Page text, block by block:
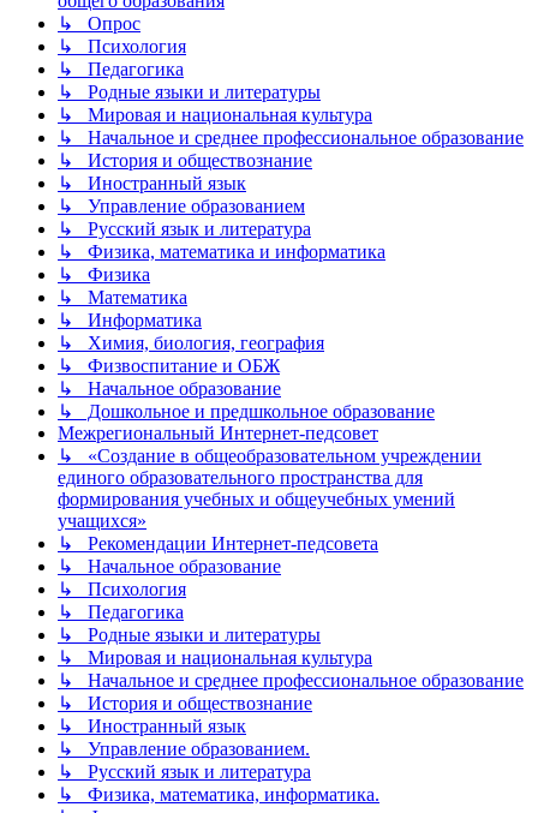
↳ Опрос
↳ Психология
↳ Педагогика
↳ Родные языки и литературы
↳ Мировая и национальная культура
↳ Начальное и среднее профессиональное образование
↳ История и обществознание
↳ Иностранный язык
↳ Управление образованием
↳ Русский язык и литература
↳ Физика, математика и информатика
↳ Физика
↳ Математика
↳ Информатика
↳ Химия, биология, география
↳ Физвоспитание и ОБЖ
↳ Начальное образование
↳ Дошкольное и предшкольное образование
Межрегиональный Интернет-педсовет
↳ «Создание в общеобразовательном учреждении
единого образовательного пространства для
формирования учебных и общеучебных умений
учащихся»
↳ Рекомендации Интернет-педсовета
↳ Начальное образование
↳ Психология
↳ Педагогика
↳ Родные языки и литературы
↳ Мировая и национальная культура
↳ Начальное и среднее профессиональное образование
↳ История и обществознание
↳ Иностранный язык
↳ Управление образованием.
↳ Русский язык и литература
↳ Физика, математика, информатика.